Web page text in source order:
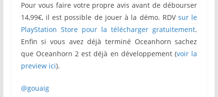
Pour vous faire votre propre avis avant de débourser
14,99€, il est possible de jouer à la démo. RDVsur le
PlayStation Store pour la télécharger gratuitement.
Enfin si vous avez déjà terminé Oceanhorn sachez
que Oceanhorn 2 est déjà en développement (voir la
preview ici).
@gouaig